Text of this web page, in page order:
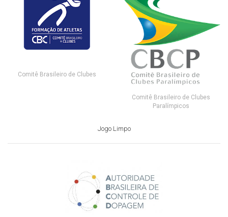
Comitê Brasileiro de Clubes
Comitê Brasileiro de Clubes
Paralímpicos
Jogo Limpo